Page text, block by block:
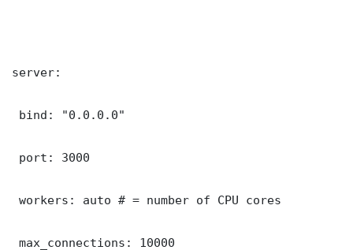
server:
bind: "0.0.0.0"
port: 3000
workers: auto # = number of CPU cores
max_connections: 10000